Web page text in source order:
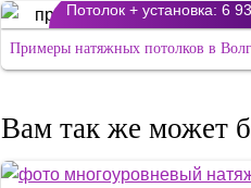
Потолок + установка: 6
Примеры натяжных потолков в
Вам так же может